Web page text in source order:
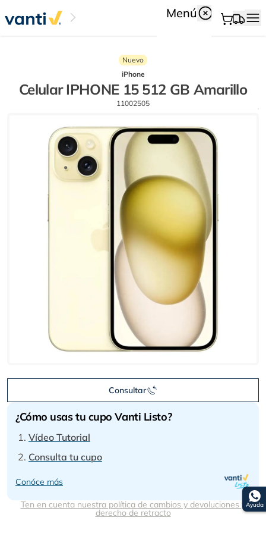
Menú
Ayuda
Nuevo
iPhone
Celular IPHONE 15 512 GB Amarillo
11002505
Consultar
¿Cómo usas tu cupo Vanti Listo?
Vídeo Tutorial
Consulta tu cupo
Conóce más
Ten en cuenta nuestra política de cambios y devoluciones y
derecho de retracto